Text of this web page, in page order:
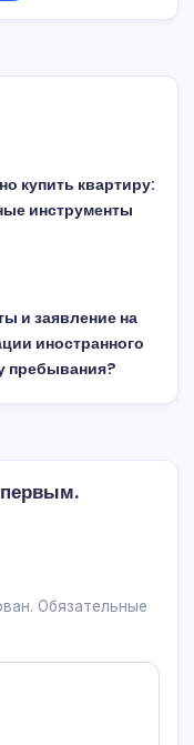
купить квартиру:
инструменты
и заявление на
иностранного
пребывания?
первым.
Обязательные